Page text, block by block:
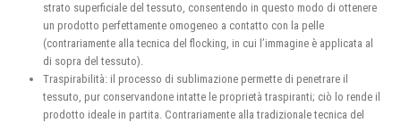
strato superficiale del tessuto, consentendo in questo modo di ottenere
un prodotto perfettamente omogeneo a contatto con la pelle
(contrariamente alla tecnica del flocking, in cui l’immagine è applicata al
di sopra del tessuto).
Traspirabilità: il processo di sublimazione permette di penetrare il
tessuto, pur conservandone intatte le proprietà traspiranti; ciò lo rende il
prodotto ideale in partita. Contrariamente alla tradizionale tecnica del